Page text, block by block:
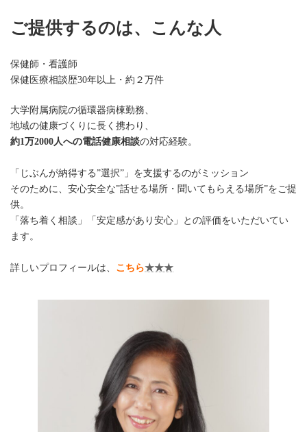
ご提供するのは、こんな人
保健師・看護師
保健医療相談歴30年以上・約２万件
大学附属病院の循環器病棟勤務、
地域の健康づくりに長く携わり、
約1万2000人への電話健康相談の対応経験。
「じぶんが納得する”選択”」を支援するのがミッション
そのために、安心安全な”話せる場所・聞いてもらえる場所”をご提
供。
「落ち着く相談」「安定感があり安心」との評価をいただいてい
ます。
詳しいプロフィールは、 こちら★★★